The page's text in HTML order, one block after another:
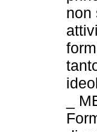
non
_